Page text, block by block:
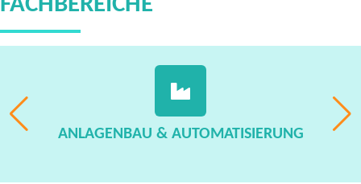
FACHBEREICHE
ANLAGENBAU & AUTOMATISIERUNG